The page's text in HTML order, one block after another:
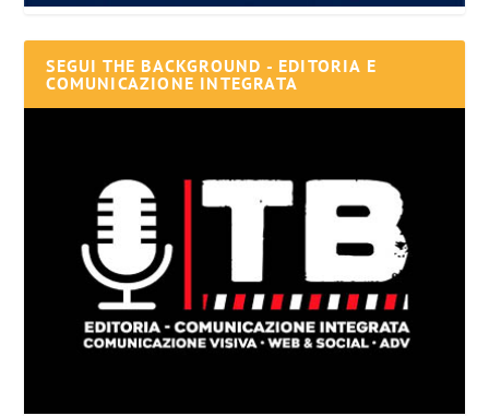
SEGUI THE BACKGROUND - EDITORIA E
COMUNICAZIONE INTEGRATA